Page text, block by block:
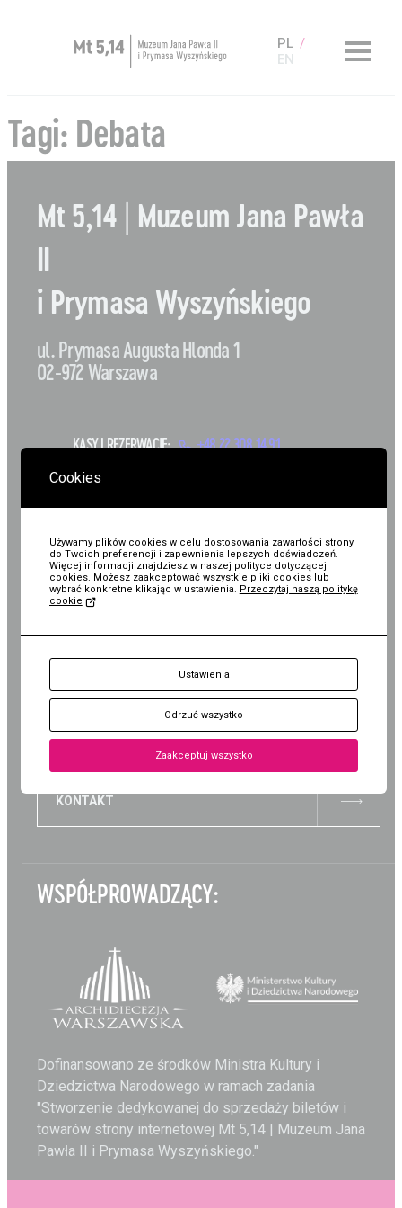
PL
EN
O Muzeum
Kup bilet
Aktualności
Kontakt i Zespół
BIP
Projekty
Pawła II
KUP
Bilet
Tagi: Debata
Mt 5,14 | Muzeum Jana Pawła
i Prymasa Wyszyńskiego
ul. Prymasa Augusta Hlonda 1
02-972 Warszawa
KASY I REZERWACJE: +48 22 308 14 91
02-972 Warszawa
+48 22 308 14 91
00-095 Warszawa
KONTAKT
WSPÓŁPROWADZĄCY:
Dofinansowano ze środków Ministra Kultury i
Dziedzictwa Narodowego w ramach zadania
"Stworzenie dedykowanej do sprzedaży biletów i
towarów strony internetowej Mt 5,14 | Muzeum Jana
Pawła II i Prymasa Wyszyńskiego."
Cookies
Używamy plików cookies w celu dostosowania zawartości strony
do Twoich preferencji i zapewnienia lepszych doświadczeń.
Więcej informacji znajdziesz w naszej polityce dotyczącej
cookies. Możesz zaakceptować wszystkie pliki cookies lub
wybrać konkretne klikając w ustawienia. Przeczytaj naszą politykę
cookie
Ustawienia
Odrzuć wszystko
Zaakceptuj wszystko